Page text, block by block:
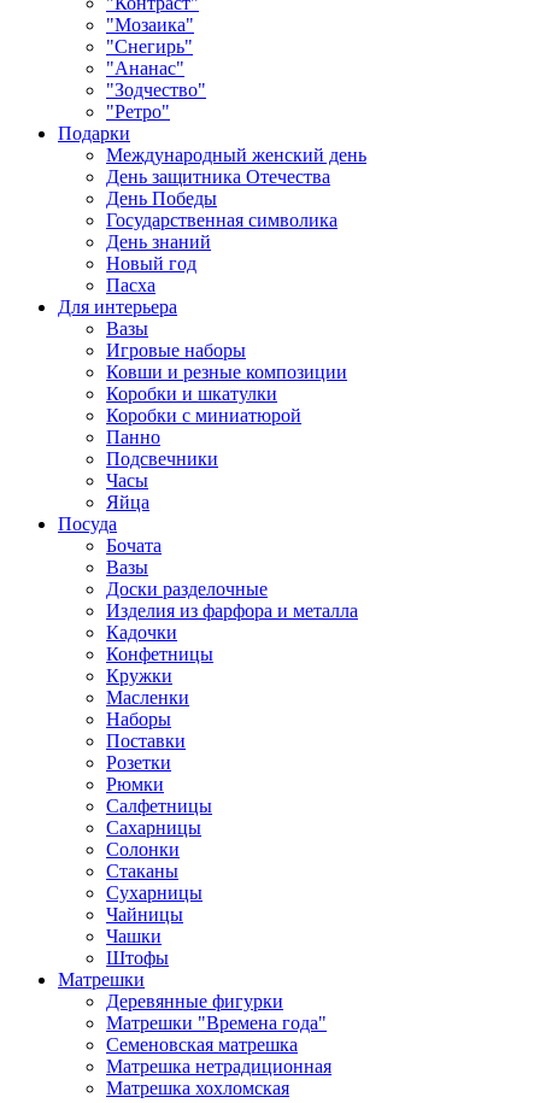
"Мозаика"
"Снегирь"
"Ананас"
"Зодчество"
"Ретро"
Подарки
Международный женский день
День защитника Отечества
День Победы
Государственная символика
День знаний
Новый год
Пасха
Для интерьера
Вазы
Игровые наборы
Ковши и резные композиции
Коробки и шкатулки
Коробки с миниатюрой
Панно
Подсвечники
Часы
Яйца
Посуда
Бочата
Вазы
Доски разделочные
Изделия из фарфора и металла
Кадочки
Конфетницы
Кружки
Масленки
Наборы
Поставки
Розетки
Рюмки
Салфетницы
Сахарницы
Солонки
Стаканы
Сухарницы
Чайницы
Чашки
Штофы
Матрешки
Деревянные фигурки
Матрешки "Времена года"
Семеновская матрешка
Матрешка нетрадиционная
Матрешка хохломская